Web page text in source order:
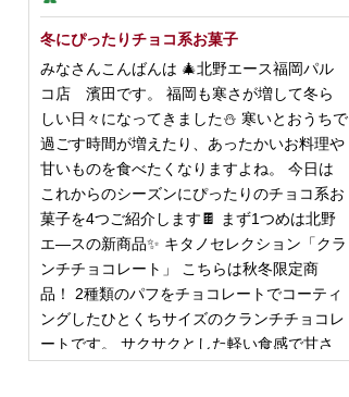
冬にぴったりチョコ系お菓子
みなさんこんばんは 🎄北野エース福岡パル
コ店 濱田です。 福岡も寒さが増して冬ら
しい日々になってきました⛄️ 寒いとおうちで
過ごす時間が増えたり、あったかいお料理や
甘いものを食べたくなりますよね。 今日は
これからのシーズンにぴったりのチョコ系お
菓子を4つご紹介します🍫 まず1つめは北野
エ―スの新商品✨ キタノセレクション「クラ
ンチチョコレート」 こちらは秋冬限定商
品！ 2種類のパフをチョコレートでコーティ
ングしたひとくちサイズのクランチチョコレ
ートです。 サクサクとした軽い食感で甘さ